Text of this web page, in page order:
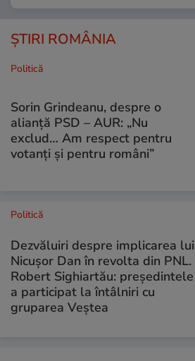
ȘTIRI ROMÂNIA
Politică
Sorin Grindeanu, despre o
alianță PSD – AUR: „Nu
exclud… Am respect pentru
votanți și pentru români”
Politică
Dezvăluiri despre implicarea lui
Nicușor Dan în revolta din PNL.
Robert Sighiartău: președintele
a participat la întâlniri cu
gruparea Veștea